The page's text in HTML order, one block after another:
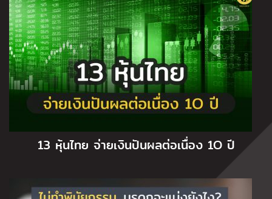
13 หุ้นไทย จ่ายเงินปันผลต่อเนื่อง 1O ปี